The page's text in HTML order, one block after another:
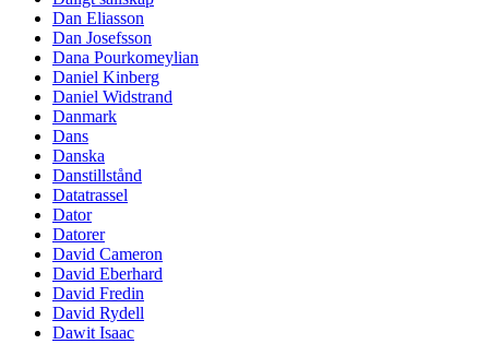
Dan Eliasson
Dan Josefsson
Dana Pourkomeylian
Daniel Kinberg
Daniel Widstrand
Danmark
Dans
Danska
Danstillstånd
Datatrassel
Dator
Datorer
David Cameron
David Eberhard
David Fredin
David Rydell
Dawit Isaac